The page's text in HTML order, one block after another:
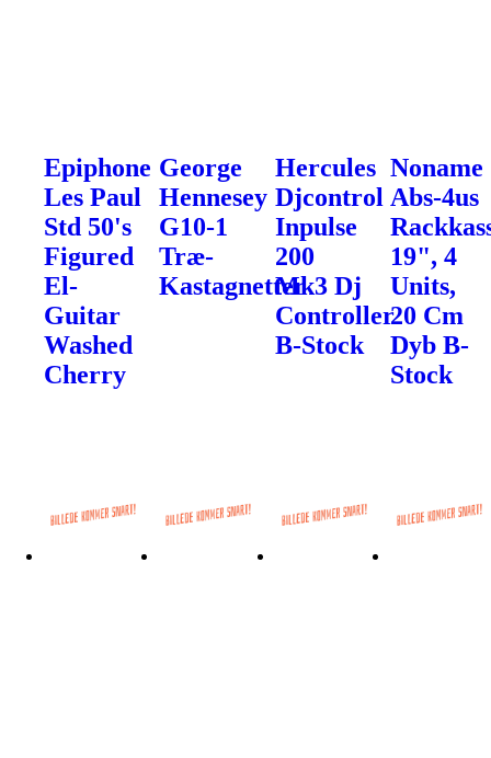
Epiphone
Les Paul
Std 50's
Figured
El-
Guitar
Washed
Cherry
George
Hennesey
G10-1
Træ-
Kastagnetter
Hercules
Djcontrol
Inpulse
200
Mk3 Dj
Controller
B-Stock
Noname
Abs-4us
19", 4
Units,
20 Cm
Dyb B-
Stock